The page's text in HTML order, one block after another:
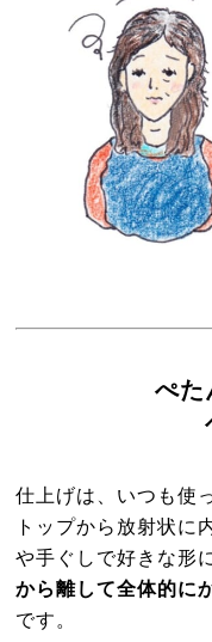
ぺた
仕上げは、いつも使
トップから放射状に
や手ぐしで好きな形
から離して全体的に
です。